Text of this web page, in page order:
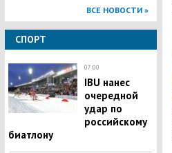
ВСЕ НОВОСТИ »
СПОРТ
07:00
IBU нанес
очередной
удар по
российскому
биатлону